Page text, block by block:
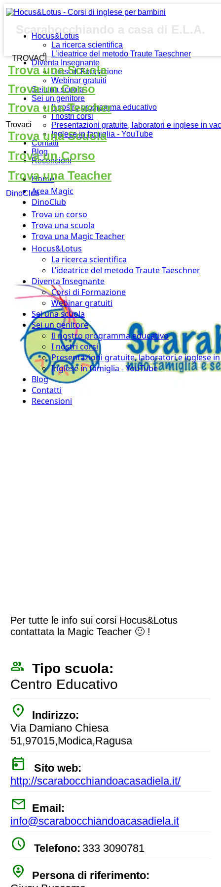
Hocus&Lotus
La ricerca scientifica
L’ideatrice del metodo Traute Taeschner
Diventa Insegnante
Corsi di Formazione
Webinar gratuiti
Sei una scuola
Sei un genitore
Il nostro programma educativo
I nostri corsi
Presentazioni gratuite, laboratori e inglese in
Inglese in famiglia - YouTube
Contatti
Blog
Recensioni
Home
Area Magic
DinoClub
Trova un corso
Trova una scuola
Trova una Magic Teacher
Hocus&Lotus
La ricerca scientifica
L’ideatrice del metodo Traute Taeschner
Diventa Insegnante
Corsi di Formazione
Webinar gratuiti
Sei una scuola
Sei un genitore
Il nostro programma educativo
I nostri corsi
Presentazioni gratuite, laboratori e inglese in
Inglese in famiglia - YouTube
Blog
Contatti
Recensioni
TROVACI
Trova una Scuola
Trova un Corso
Trova una Teacher
Trovaci
Trova una Scuola
Trova un Corso
Trova una Teacher
DinoClub
Scarabocchiando a casa di E.L.A.
Per tutte le info sui corsi Hocus&Lotus
contattata la Magic Teacher 🙂 !
people_outline Tipo scuola:
Centro Educativo
place
Indirizzo:
Via Damiano Chiesa
51,97015,Modica,Ragusa
today
Sito web:
http://scarabocchiandoacasadiela.it/
mail Email:
info@scarabocchiandoacasadiela.it
watch_later Telefono: 333 3090781
person_pin_circle
Persona di riferimento: